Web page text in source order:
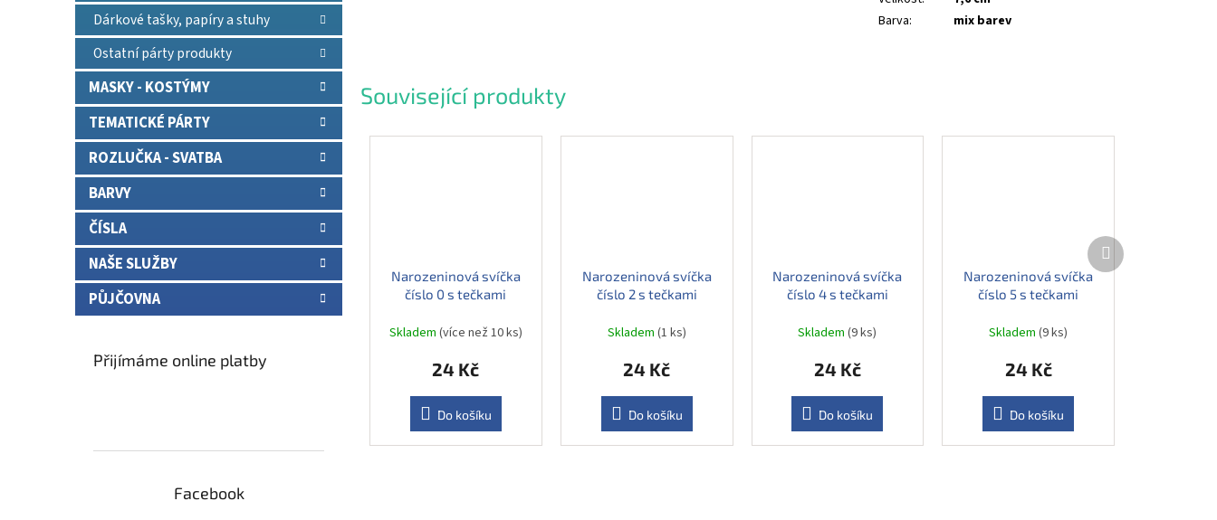
Dárkové tašky, papíry a stuhy
Ostatní párty produkty
MASKY - KOSTÝMY
TEMATICKÉ PÁRTY
ROZLUČKA - SVATBA
BARVY
ČÍSLA
NAŠE SLUŽBY
PŮJČOVNA
Přijímáme online platby
Facebook
Související produkty
Narozeninová svíčka
číslo 0 s tečkami
Skladem (více než 10 ks)
24 Kč
Do košíku
Narozeninová svíčka
číslo 2 s tečkami
Skladem (1 ks)
24 Kč
Do košíku
Narozeninová svíčka
číslo 4 s tečkami
Skladem(9 ks)
24 Kč
Do košíku
Narozeninová svíčka
číslo 5 s tečkami
Skladem(9 ks)
24 Kč
Do košíku
Další
produkt
Barva: mix barev